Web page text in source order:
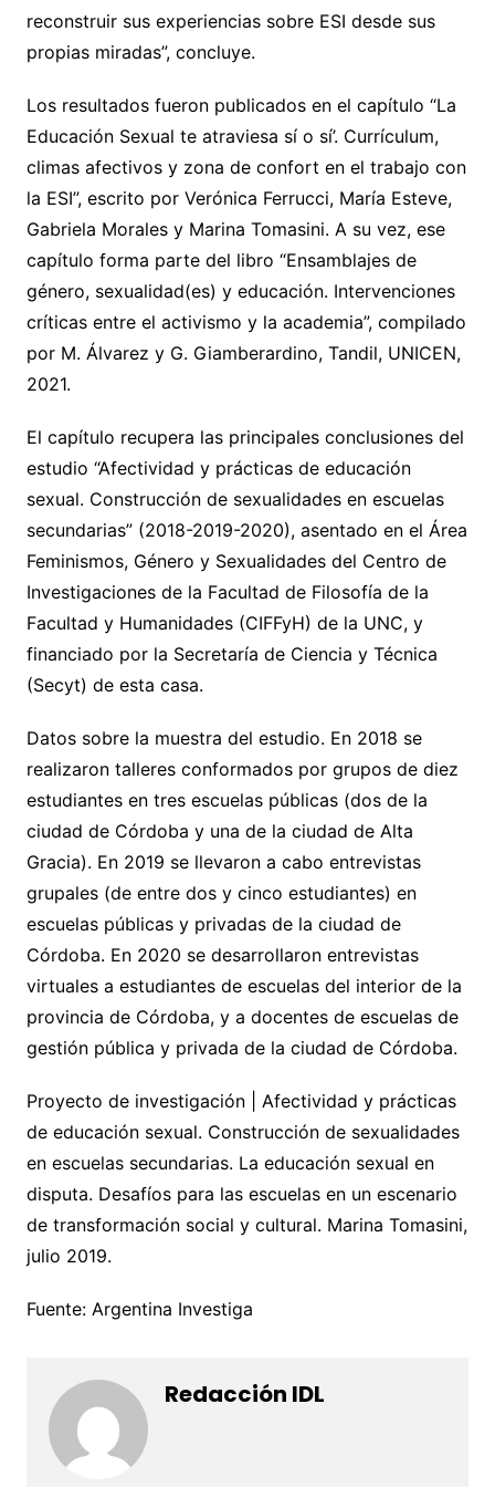
reconstruir sus experiencias sobre ESI desde sus
propias miradas”, concluye.
Los resultados fueron publicados en el capítulo “La
Educación Sexual te atraviesa sí o sí’. Currículum,
climas afectivos y zona de confort en el trabajo con
la ESI”, escrito por Verónica Ferrucci, María Esteve,
Gabriela Morales y Marina Tomasini. A su vez, ese
capítulo forma parte del libro “Ensamblajes de
género, sexualidad(es) y educación. Intervenciones
críticas entre el activismo y la academia”, compilado
por M. Álvarez y G. Giamberardino, Tandil, UNICEN,
2021.
El capítulo recupera las principales conclusiones del
estudio “Afectividad y prácticas de educación
sexual. Construcción de sexualidades en escuelas
secundarias” (2018-2019-2020), asentado en el Área
Feminismos, Género y Sexualidades del Centro de
Investigaciones de la Facultad de Filosofía de la
Facultad y Humanidades (CIFFyH) de la UNC, y
financiado por la Secretaría de Ciencia y Técnica
(Secyt) de esta casa.
Datos sobre la muestra del estudio. En 2018 se
realizaron talleres conformados por grupos de diez
estudiantes en tres escuelas públicas (dos de la
ciudad de Córdoba y una de la ciudad de Alta
Gracia). En 2019 se llevaron a cabo entrevistas
grupales (de entre dos y cinco estudiantes) en
escuelas públicas y privadas de la ciudad de
Córdoba. En 2020 se desarrollaron entrevistas
virtuales a estudiantes de escuelas del interior de la
provincia de Córdoba, y a docentes de escuelas de
gestión pública y privada de la ciudad de Córdoba.
Proyecto de investigación | Afectividad y prácticas
de educación sexual. Construcción de sexualidades
en escuelas secundarias. La educación sexual en
disputa. Desafíos para las escuelas en un escenario
de transformación social y cultural. Marina Tomasini,
julio 2019.
Fuente: Argentina Investiga
Redacción IDL